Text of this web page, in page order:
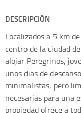
DESCRIPCIÓN
Localizados a 5 km
centro de la ciudad
alojar Peregrinos,
unos dias de
minimalistas, pero
necesarias para una
propiedad ofrece a